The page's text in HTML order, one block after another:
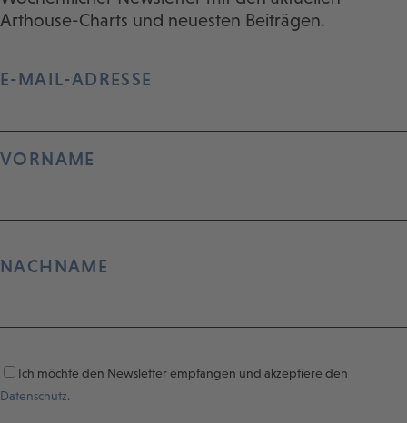
Arthouse-Charts und neuesten Beiträgen.
E-MAIL-ADRESSE
VORNAME
NACHNAME
Ich möchte den Newsletter empfangen und akzeptiere den
Datenschutz.